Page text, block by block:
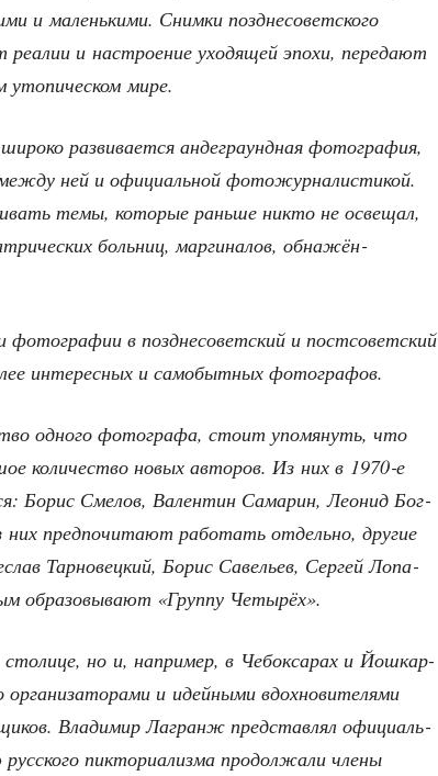
и малень­ки­ми. Сним­ки позд­не­со­вет­ско­го
и настро­е­ние ухо­дя­щей эпо­хи, пере­да­ют
уто­пи­че­ском мире.
раз­ви­ва­ет­ся анде­гра­унд­ная фото­гра­фия,
ней и офи­ци­аль­ной фото­жур­на­ли­сти­кой.
темы, кото­рые рань­ше никто не осве­щал,
боль­ниц, мар­ги­на­лов, обна­жён­
в позд­не­со­вет­ский и пост­со­вет­ский
инте­рес­ных и само­быт­ных фотографов.
одно­го фото­гра­фа, сто­ит упо­мя­нуть, что
коли­че­ство новых авто­ров. Из них в 1970‑е
Борис Сме­лов, Вален­тин Сама­рин, Лео­нид Бог­
пред­по­чи­та­ют рабо­тать отдель­но, дру­гие
Тар­но­вец­кий, Борис Саве­льев, Сер­гей Лопа­
обра­зо­вы­ва­ют «Груп­пу Четырёх».
но и, напри­мер, в Чебок­са­рах и Йош­кар-
и идей­ны­ми вдох­но­ви­те­ля­ми
Вла­ди­мир Лагранж пред­став­лял офи­ци­аль­
пик­то­ри­а­лиз­ма про­дол­жа­ли чле­ны